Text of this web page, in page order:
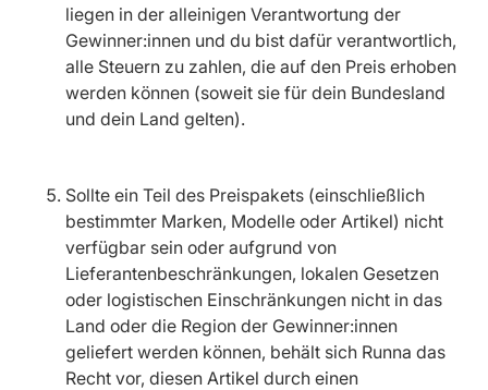
liegen in der alleinigen Verantwortung der
Gewinner:innen und du bist dafür verantwortlich,
alle Steuern zu zahlen, die auf den Preis erhoben
werden können (soweit sie für dein Bundesland
und dein Land gelten).
Sollte ein Teil des Preispakets (einschließlich
bestimmter Marken, Modelle oder Artikel) nicht
verfügbar sein oder aufgrund von
Lieferantenbeschränkungen, lokalen Gesetzen
oder logistischen Einschränkungen nicht in das
Land oder die Region der Gewinner:innen
geliefert werden können, behält sich Runna das
Recht vor, diesen Artikel durch einen